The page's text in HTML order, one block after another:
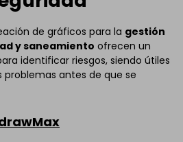
de gráficos para la gestión
y saneamiento ofrecen un
identificar riesgos, siendo útiles
antes de que se